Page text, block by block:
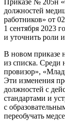
Приказе № 205н
должностей
работников» от
1 сентября 2023
и уточнить роли
В новом приказе
из списка. Среди
провизор»,
Эти изменения
должностей с
стандартами и
с
переобучать